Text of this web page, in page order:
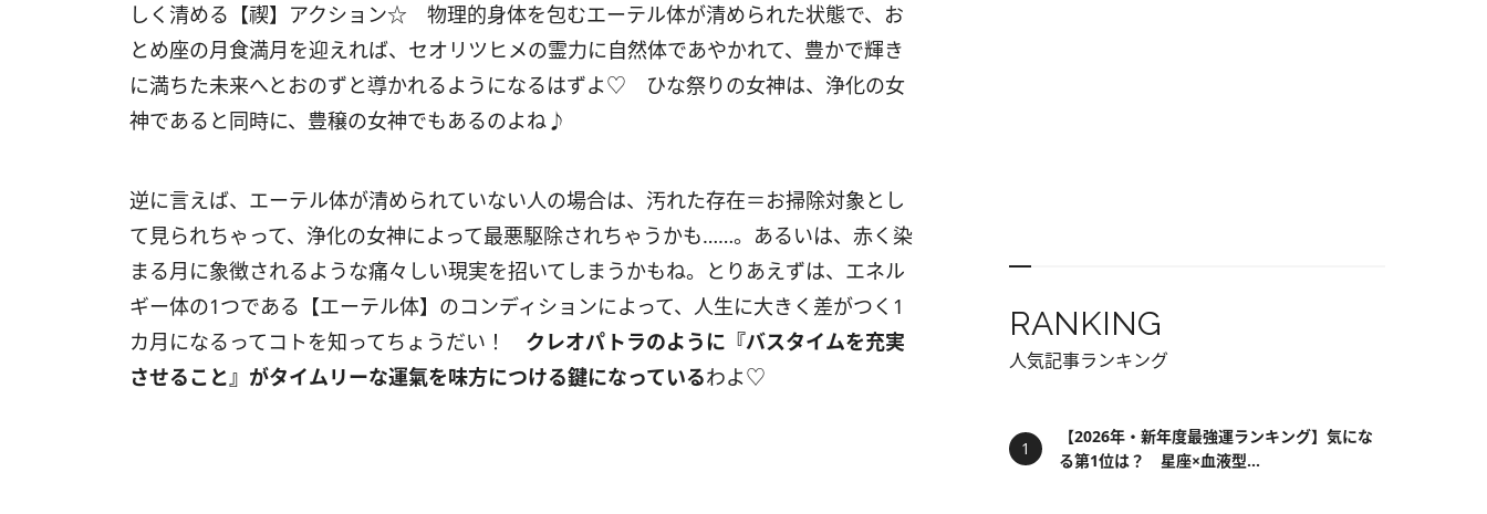
しく清める【禊】アクション☆ 物理的身体を包むエーテル体が清められた状態で、お
とめ座の月食満月を迎えれば、セオリツヒメの霊力に自然体であやかれて、豊かで輝き
に満ちた未来へとおのずと導かれるようになるはずよ♡ ひな祭りの女神は、浄化の女
神であると同時に、豊穣の女神でもあるのよね♪
逆に言えば、エーテル体が清められていない人の場合は、汚れた存在＝お掃除対象とし
て見られちゃって、浄化の女神によって最悪駆除されちゃうかも……。あるいは、赤く染
まる月に象徴されるような痛々しい現実を招いてしまうかもね。とりあえずは、エネル
ギー体の1つである【エーテル体】のコンディションによって、人生に大きく差がつく1
カ月になるってコトを知ってちょうだい！ クレオパトラのように『バスタイムを充実
させること』がタイムリーな運氣を味方につける鍵になっているわよ♡
RANKING
人気記事ランキング
【2026年・新年度最強運ランキング】気にな
る第1位は？ 星座×血液型...